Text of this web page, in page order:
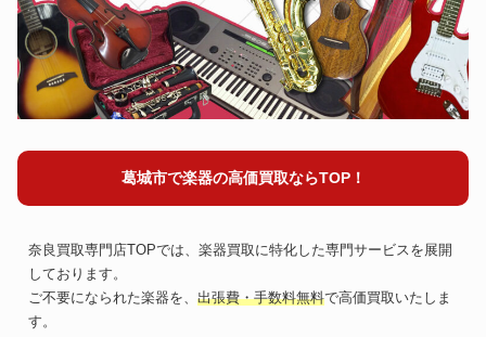
葛城市で楽器の高価買取ならTOP！
奈良買取専門店TOPでは、楽器買取に特化した専門サービスを展開
しております。
ご不要になられた楽器を、 出張費・手数料無料で高価買取いたしま
す。